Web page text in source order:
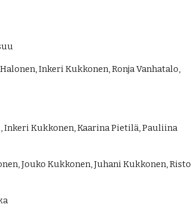
Inkeri Kukkonen, Ronja Vanhatalo,
Inkeri Kukkonen, Kaarina Pietilä, Pauliina
Jouko Kukkonen, Juhani Kukkonen, Risto